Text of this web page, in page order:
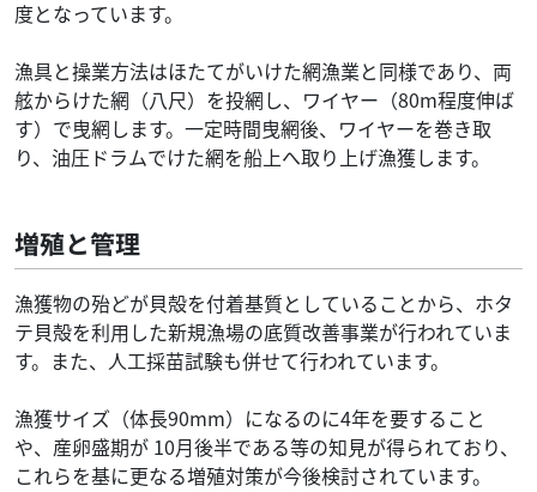
度となっています。
漁具と操業方法はほたてがいけた網漁業と同様であり、両
舷からけた網（八尺）を投網し、ワイヤー（80m程度伸ば
す）で曳網します。一定時間曳網後、ワイヤーを巻き取
り、油圧ドラムでけた網を船上へ取り上げ漁獲します。
増殖と管理
漁獲物の殆どが貝殻を付着基質としていることから、ホタ
テ貝殻を利用した新規漁場の底質改善事業が行われていま
す。また、人工採苗試験も併せて行われています。
漁獲サイズ（体長90mm）になるのに4年を要すること
や、産卵盛期が 10月後半である等の知見が得られており、
これらを基に更なる増殖対策が今後検討されています。